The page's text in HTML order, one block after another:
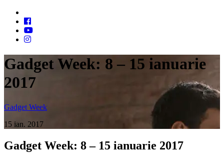
Gadget Week: 8 – 15 ianuarie
2017
Gadget Week
15 ian. 2017
Gadget Week: 8 – 15 ianuarie 2017